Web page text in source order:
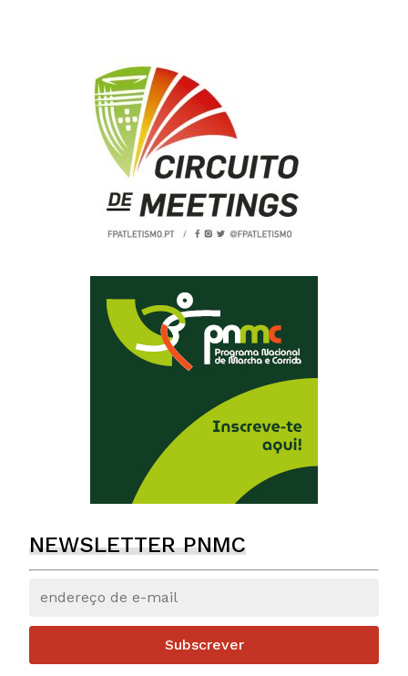
NEWSLETTER PNMC
Subscrever